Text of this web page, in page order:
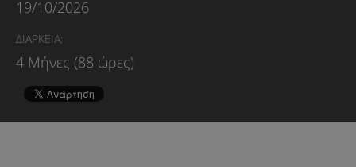
19/10/2026
ΔΙΑΡΚΕΙΑ:
4 Μήνες (88 ώρες)